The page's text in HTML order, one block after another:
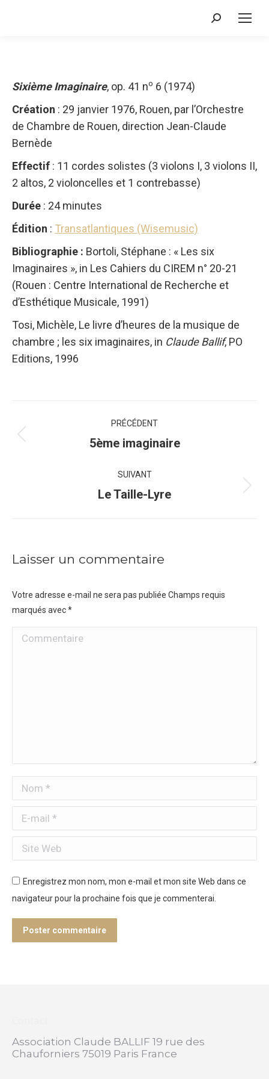
Recherche
Sixième Imaginaire, op. 41 no 6 (1974)
Création : 29 janvier 1976, Rouen, par l’Orchestre
de Chambre de Rouen, direction Jean-Claude
Bernède
Effectif : 11 cordes solistes (3 violons I, 3 violons II,
2 altos, 2 violoncelles et 1 contrebasse)
Durée : 24 minutes
Édition : Transatlantiques (Wisemusic)
Bibliographie : Bortoli, Stéphane : « Les six
Imaginaires », in Les Cahiers du CIREM n° 20-21
(Rouen : Centre International de Recherche et
d’Esthétique Musicale, 1991)
Tosi, Michèle, Le livre d’heures de la musique de
chambre ; les six imaginaires, in Claude Ballif, PO
Editions, 1996
de
PRÉCÉDENT
Onglet
5ème imaginaire
SUIVANT
Projets
Le Taille-Lyre
Laisser un commentaire
Votre adresse e-mail ne sera pas publiée Champs requis
marqués avec*
Commentaire
Nom *
E-mail *
Site Web
Enregistrez mon nom, mon e-mail et mon site Web dans ce
navigateur pour la prochaine fois que je commenterai.
Poster commentaire
Association Claude BALLIF 19 rue des
Chauforniers 75019 Paris France